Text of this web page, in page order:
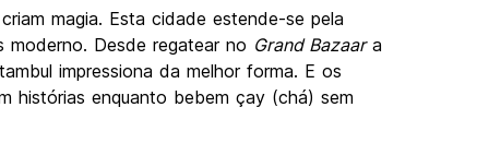
magia. Esta cidade estende-se pela
moderno. Desde regatear no Grand Bazaara
impressiona da melhor forma. E os
histórias enquanto bebem çay (chá) sem